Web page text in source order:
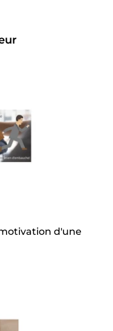
d'une